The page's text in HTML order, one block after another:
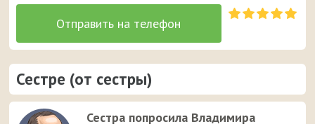
Сестре (от сестры)
Сестра попросила Владимира